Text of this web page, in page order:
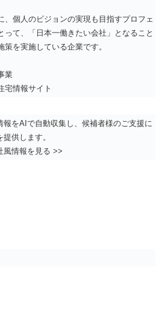
、個人のビジョンの実現も目指すプロフェ
って、「日本一働きたい会社」となること
を実施している企業です。
業
宅情報サイト
報をAIで自動収集し、候補者様のご支援に
供します。
風情報を見る >>